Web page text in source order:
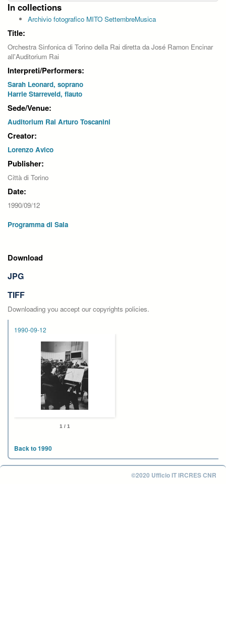
In collections
Archivio fotografico MITO SettembreMusica
Title:
Orchestra Sinfonica di Torino della Rai diretta da José Ramon Encinar
all'Auditorium Rai
Interpreti/Performers:
Sarah Leonard, soprano
Harrie Starreveld, flauto
Sede/Venue:
Auditorium Rai Arturo Toscanini
Creator:
Lorenzo Avico
Publisher:
Città di Torino
Date:
1990/09/12
Programma di Sala
Download
JPG
TIFF
Downloading you accept our copyrights policies.
1990-09-12
1 / 1
Back to 1990
©2020 Ufficio IT IRCRES CNR